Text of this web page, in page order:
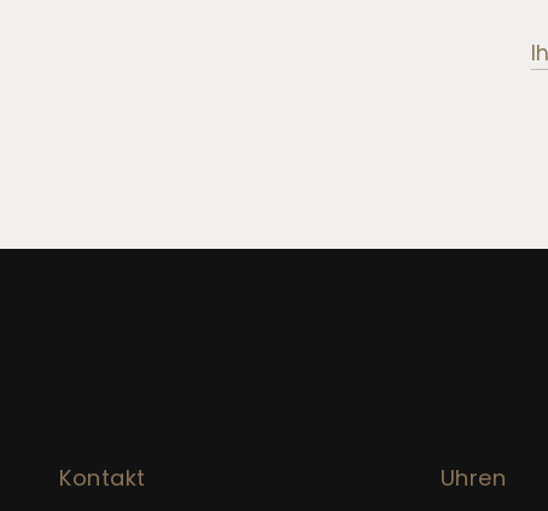
Kontakt Uhren